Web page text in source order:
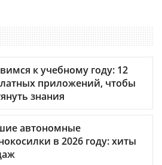
к учебному году: 12
приложений, чтобы
знания
автономные
в 2026 году: хиты